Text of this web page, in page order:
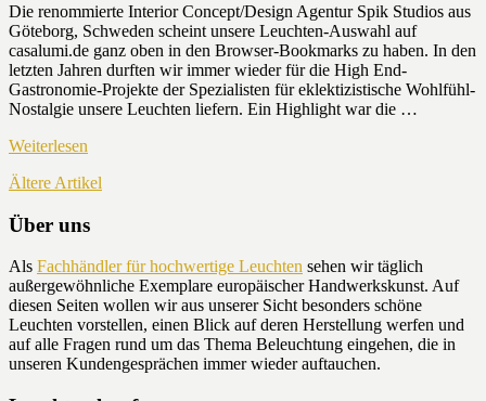
Die renommierte Interior Concept/Design Agentur Spik Studios aus
Göteborg, Schweden scheint unsere Leuchten-Auswahl auf
casalumi.de ganz oben in den Browser-Bookmarks zu haben. In den
letzten Jahren durften wir immer wieder für die High End-
Gastronomie-Projekte der Spezialisten für eklektizistische Wohlfühl-
Nostalgie unsere Leuchten liefern. Ein Highlight war die …
Weiterlesen
Ältere Artikel
Über uns
Als Fachhändler für hochwertige Leuchten sehen wir täglich
außergewöhnliche Exemplare europäischer Handwerkskunst. Auf
diesen Seiten wollen wir aus unserer Sicht besonders schöne
Leuchten vorstellen, einen Blick auf deren Herstellung werfen und
auf alle Fragen rund um das Thema Beleuchtung eingehen, die in
unseren Kundengesprächen immer wieder auftauchen.